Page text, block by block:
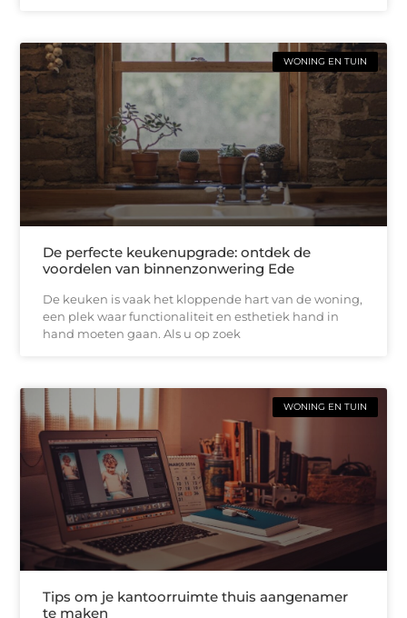
WONING EN TUIN
De perfecte keukenupgrade: ontdek de
voordelen van binnenzonwering Ede
De keuken is vaak het kloppende hart van de woning,
een plek waar functionaliteit en esthetiek hand in
hand moeten gaan. Als u op zoek
WONING EN TUIN
Tips om je kantoorruimte thuis aangenamer
te maken